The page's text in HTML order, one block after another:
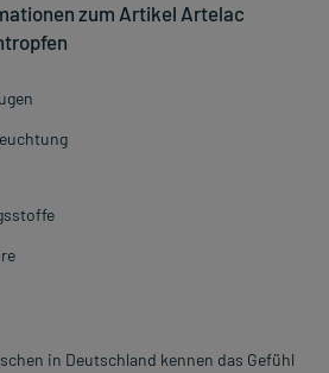
zum Artikel Artelac
in Deutschland kennen das Gefühl